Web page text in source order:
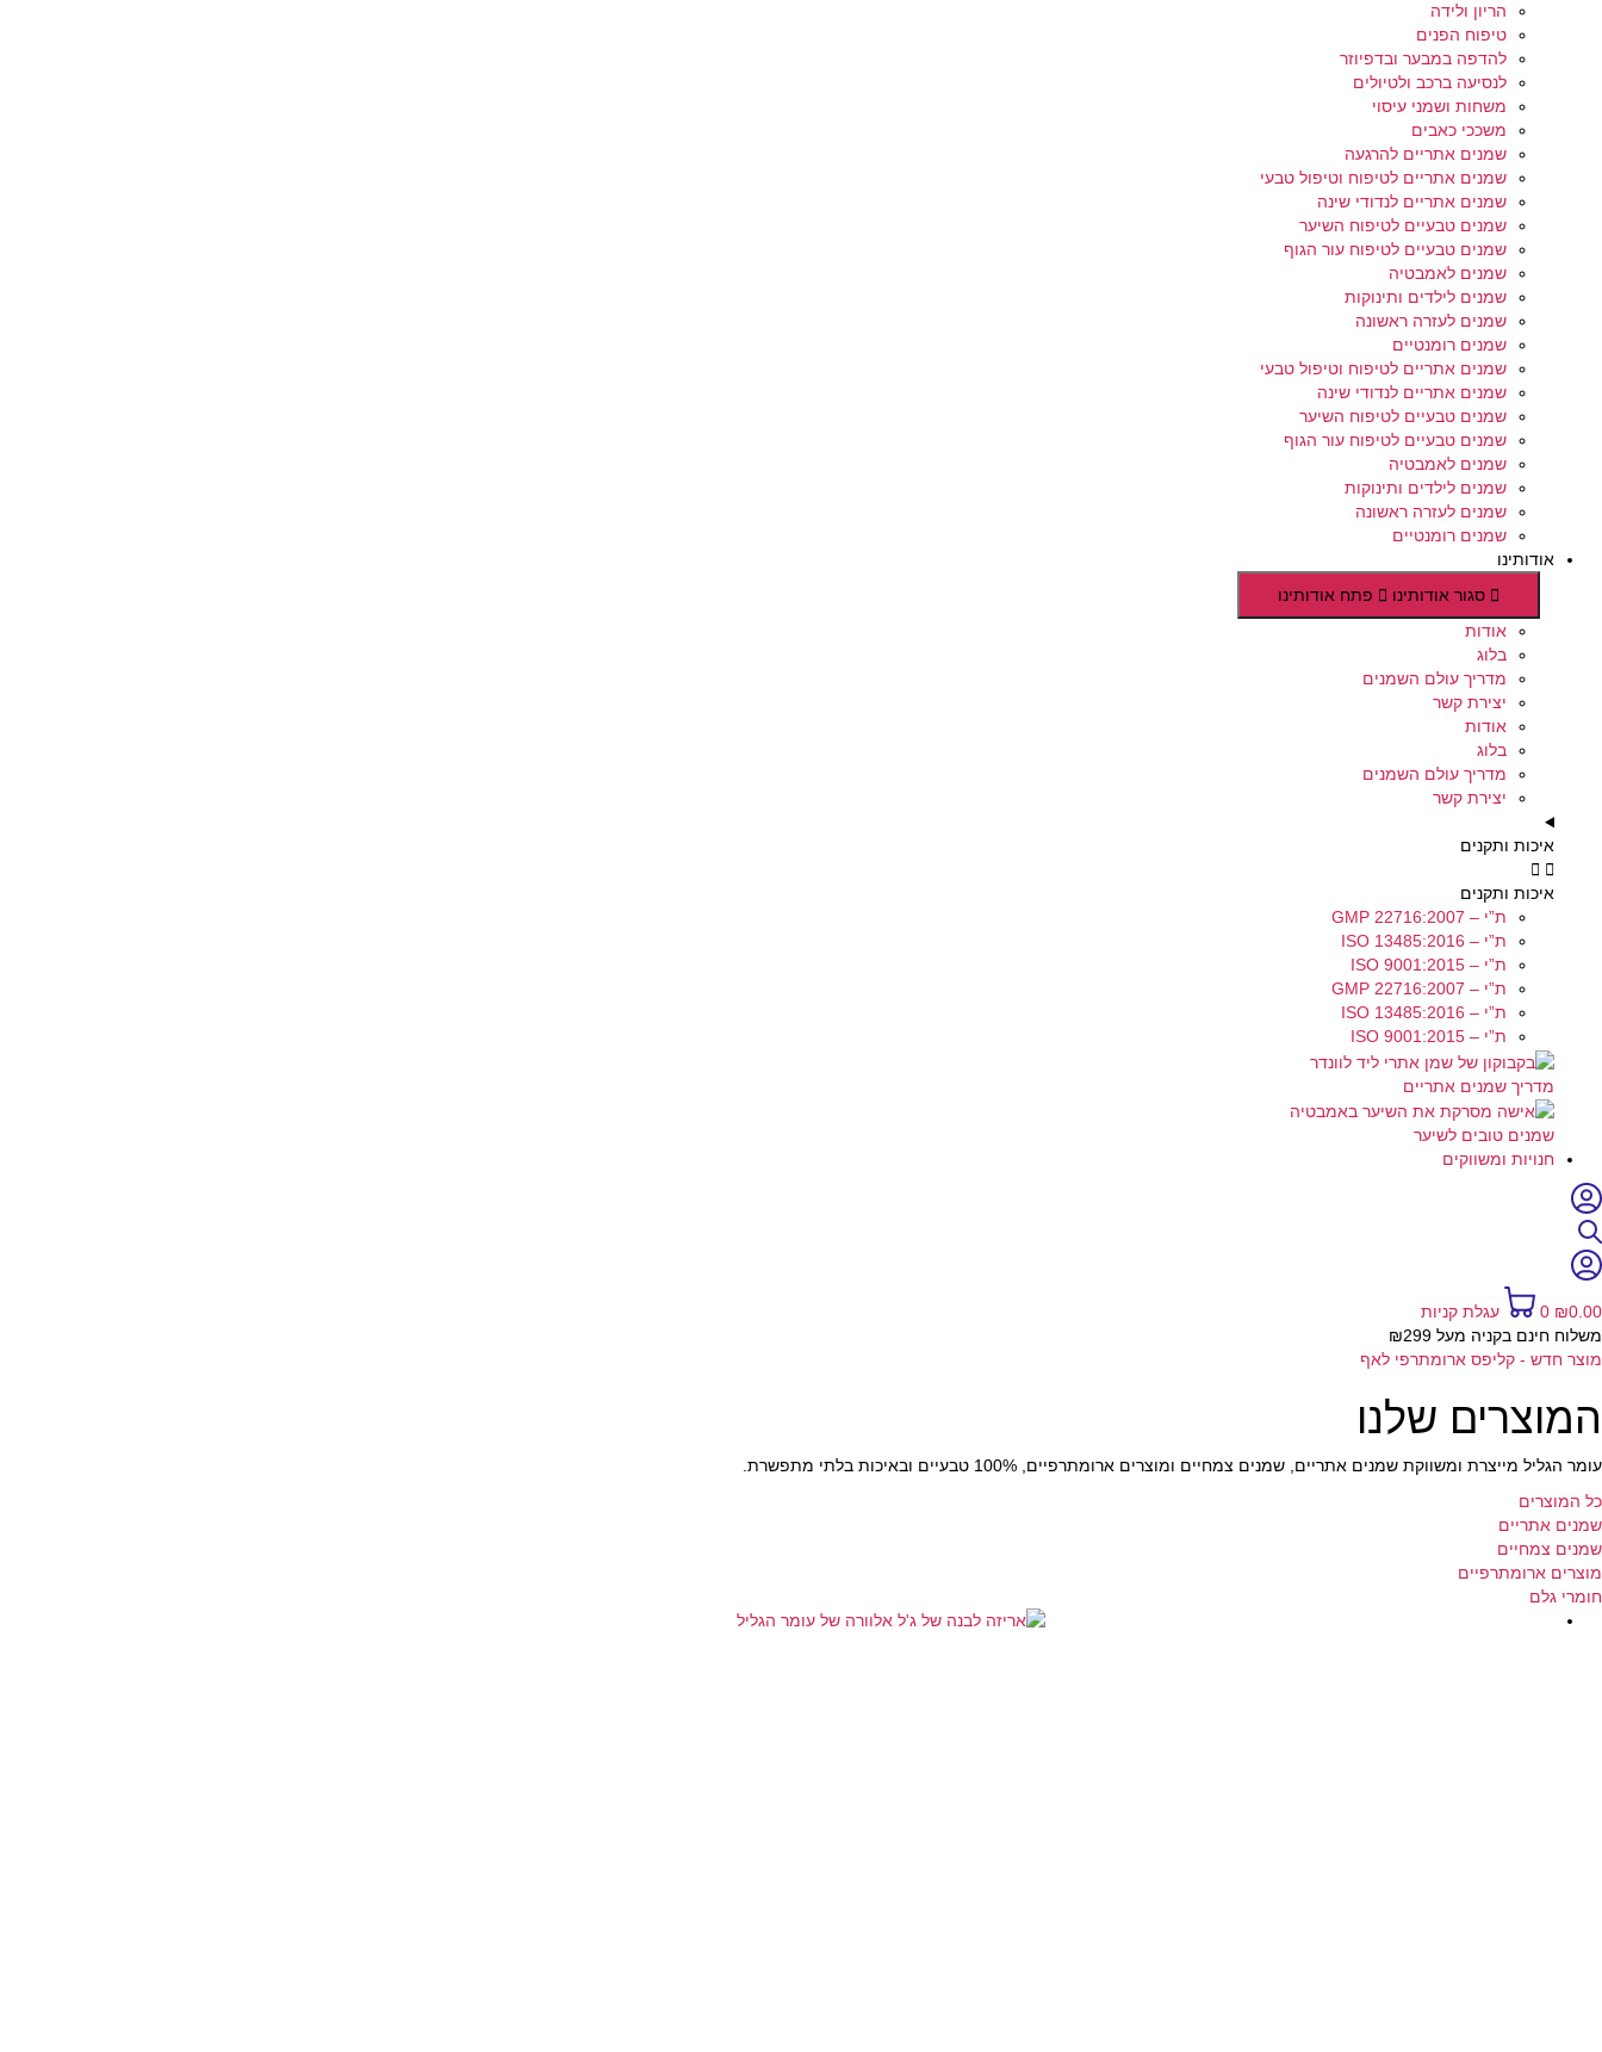
הריון ולידה
טיפוח הפנים
להדפה במבער ובדפיוזר
לנסיעה ברכב ולטיולים
משחות ושמני עיסוי
משככי כאבים
שמנים אתריים להרגעה
שמנים אתריים לטיפוח וטיפול טבעי
שמנים אתריים לנדודי שינה
שמנים טבעיים לטיפוח השיער
שמנים טבעיים לטיפוח עור הגוף
שמנים לאמבטיה
שמנים לילדים ותינוקות
שמנים לעזרה ראשונה
שמנים רומנטיים
שמנים אתריים לטיפוח וטיפול טבעי
שמנים אתריים לנדודי שינה
שמנים טבעיים לטיפוח השיער
שמנים טבעיים לטיפוח עור הגוף
שמנים לאמבטיה
שמנים לילדים ותינוקות
שמנים לעזרה ראשונה
שמנים רומנטיים
אודותינו
סגור אודותינו
פתח אודותינו
אודות
בלוג
מדריך עולם השמנים
יצירת קשר
אודות
בלוג
מדריך עולם השמנים
יצירת קשר
איכות ותקנים
איכות ותקנים
ת”י – GMP 22716:2007
ת”י – ISO 13485:2016
ת”י – ISO 9001:2015
ת”י – GMP 22716:2007
ת”י – ISO 13485:2016
ת”י – ISO 9001:2015
מדריך שמנים אתריים
שמנים טובים לשיער
חנויות ומשווקים
₪0.00
0
עגלת קניות
משלוח חינם בקניה מעל ₪299
מוצר חדש - קליפס ארומתרפי לאף
המוצרים שלנו
עומר הגליל מייצרת ומשווקת שמנים אתריים, שמנים צמחיים ומוצרים ארומתרפיים, 100% טבעיים ובאיכות בלתי מתפשרת.
כל המוצרים
שמנים אתריים
שמנים צמחיים
מוצרים ארומתרפיים
חומרי גלם